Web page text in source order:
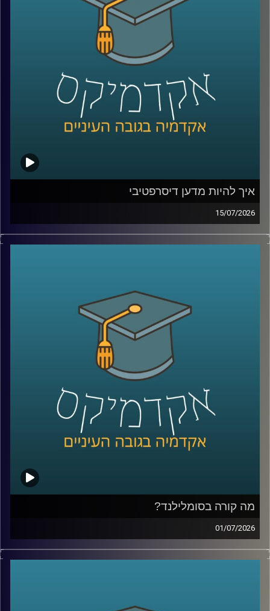
ככל שהמערכות האלה הופכות לחכמות יותר, עולה שאלה
הרבה יותר גדולה מרק מה הטכנולוגיה יודעת לעשות: האם
אנחנו יכולים לסמוך עליה? מתי אדם צריך לקבל את ההחלטה,
ומתי אפשר לתת למכונה לעשות את זה? ואם היא טועה, מי
על כל אלו נדבר עם ד״ר אביב בר זוהר, דוקטור למשפטים
בנושא חוקיות רחפנים אוטונומיים קטלניים ומשמעות
מעורבות האדם בחוג ההפעלה.
קרדיט תמונות:AudioVersity
איך להיות מדען דיסרפטיבי
15/07/2026
הרבה מההמצאות שאנחנו מכירים התחילו בכלל מטעות.
פניצילין שנולד מצלחת פטרי שהתמלאה עובש, פוסט־איט
רדאר, וארטיק שנולד כשילד שכח בחוץ כוס עם משקה ומקל
ערבוב בלילה קר.
על פניו, כל אלה נשמעים כמו מזל. אבל אולי זו רק חצי
מהתמונה. כי הרבה אנשים נתקלים בטעויות, בכישלונות
ובדברים לא צפויים, והשאלה היא מי יודע לעצור, להסתכל
עליהם אחרת, ולהפוך אותם לפריצת דרך.
האורח שלנו היום הוא מוטי שטנר, יזם סדרתי, משקיע ומרצה
באוניברסיטת רייכמן. יחד עם אחיו, פרופ׳ אורי שטנר, הוא כתב
את הספר “איך להיות מדען דיסרפטיבי”, שמנסה לשאול האם
פריצות דרך הן באמת עניין של גאונות ומזל, או שאפשר לפתח
צורת חשיבה, ואולי אפילו שיטה, שמגדילה את הסיכוי לזהות
שאלות גדולות, לערער על הנחות יסוד ולפרוץ את גבולות הידע
בפרק הזה נדבר על הדרך שבה נולדות תגליות, על מה שמדע
יכול ללמוד מהייטק, על ההבדל בין חשיבה נועזת לחשיבה לא
מבוססת, ועל השאלה האם אפשר ללמד אנשים לחשוב בצורה
קרדיט תמונות:AudioVersity
מה קורה בסומלילנד?
01/07/2026
יש בעולם מדינה עם כ-6 מיליון תושבים, ממשלה, מטבע, צבא,
דרכונים ובחירות דמוקרטיות. היא יציבה יותר מחלק מהמדינות